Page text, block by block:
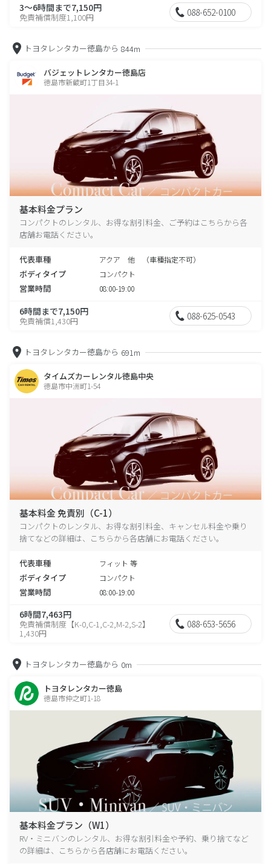
3～6時間まで7,150円
免責補償制度1,100円 088-652-0100
トヨタレンタカー徳島から 844m
バジェットレンタカー徳島店
徳島市新蔵町1丁目34-1
基本料金プラン
コンパクトのレンタル、お得な割引料金、ご予約はこちらから各
店舗お電話ください。
代表車種 アクア 他 （車種指定不可）
ボディタイプ コンパクト
営業時間 08:00-19:00
6時間まで7,150円
免責補償1,430円 088-625-0543
トヨタレンタカー徳島から 691m
タイムズカーレンタル徳島中央
徳島市中洲町1-54
基本料金 免責別（C-1）
コンパクトのレンタル、お得な割引料金、キャンセル料金や乗り
捨てなどの詳細は、こちらから各店舗にお電話ください。
代表車種 フィット 等
ボディタイプ コンパクト
営業時間 08:00-19:00
6時間7,463円
免責補償制度【K-0,C-1,C-2,M-2,S-2】
1,430円
088-653-5656
トヨタレンタカー徳島から 0m
トヨタレンタカー徳島
徳島市仲之町1-18
基本料金プラン（W1）
RV・ミニバンのレンタル、お得な割引料金や予約、乗り捨てなど
の詳細は、こちらから各店舗にお電話ください。